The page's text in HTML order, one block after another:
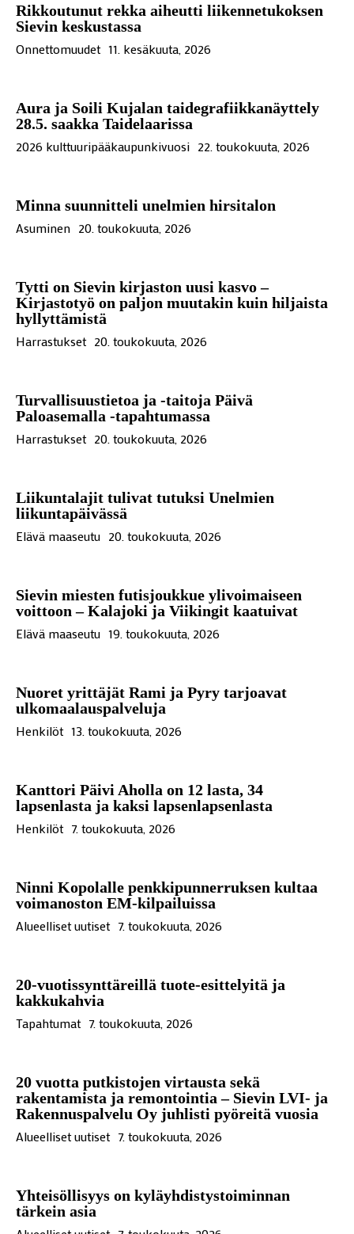
Rikkoutunut rekka aiheutti liikennetukoksen
Sievin keskustassa
Onnettomuudet 11. kesäkuuta, 2026
Aura ja Soili Kujalan taidegrafiikkanäyttely
28.5. saakka Taidelaarissa
2026 kulttuuripääkaupunkivuosi 22. toukokuuta, 2026
Minna suunnitteli unelmien hirsitalon
Asuminen 20. toukokuuta, 2026
Tytti on Sievin kirjaston uusi kasvo –
Kirjastotyö on paljon muutakin kuin hiljaista
hyllyttämistä
Harrastukset 20. toukokuuta, 2026
Turvallisuustietoa ja -taitoja Päivä
Paloasemalla -tapahtumassa
Harrastukset 20. toukokuuta, 2026
Liikuntalajit tulivat tutuksi Unelmien
liikuntapäivässä
Elävä maaseutu 20. toukokuuta, 2026
Sievin miesten futisjoukkue ylivoimaiseen
voittoon – Kalajoki ja Viikingit kaatuivat
Elävä maaseutu 19. toukokuuta, 2026
Nuoret yrittäjät Rami ja Pyry tarjoavat
ulkomaalauspalveluja
Henkilöt 13. toukokuuta, 2026
Kanttori Päivi Aholla on 12 lasta, 34
lapsenlasta ja kaksi lapsenlapsenlasta
Henkilöt 7. toukokuuta, 2026
Ninni Kopolalle penkkipunnerruksen kultaa
voimanoston EM-kilpailuissa
Alueelliset uutiset 7. toukokuuta, 2026
20-vuotissynttäreillä tuote-esittelyitä ja
kakkukahvia
Tapahtumat 7. toukokuuta, 2026
20 vuotta putkistojen virtausta sekä
rakentamista ja remontointia – Sievin LVI- ja
Rakennuspalvelu Oy juhlisti pyöreitä vuosia
Alueelliset uutiset 7. toukokuuta, 2026
Yhteisöllisyys on kyläyhdistystoiminnan
tärkein asia